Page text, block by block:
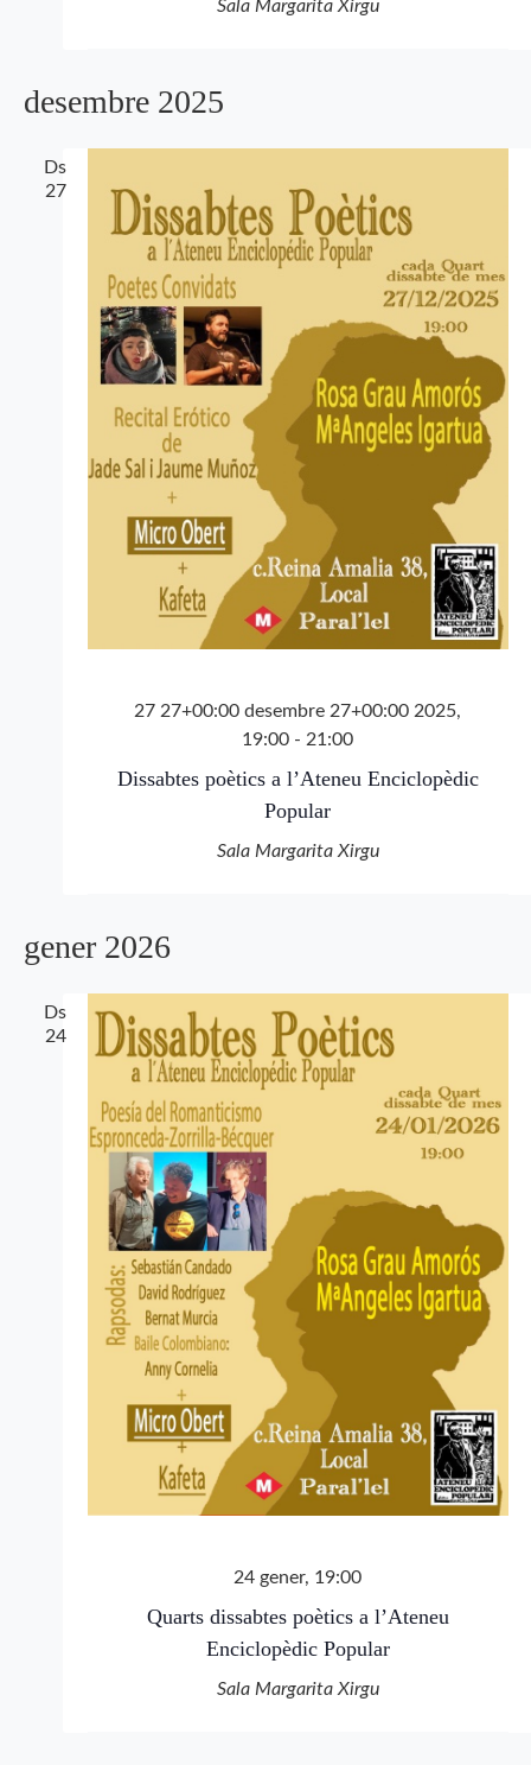
Sala Margarita Xirgu
desembre 2025
Ds
27
27 27+00:00 desembre 27+00:00 2025,
19:00 - 21:00
Dissabtes poètics a l’Ateneu Enciclopèdic
Popular
Sala Margarita Xirgu
gener 2026
Ds
24
24 gener, 19:00
Quarts dissabtes poètics a l’Ateneu
Enciclopèdic Popular
Sala Margarita Xirgu